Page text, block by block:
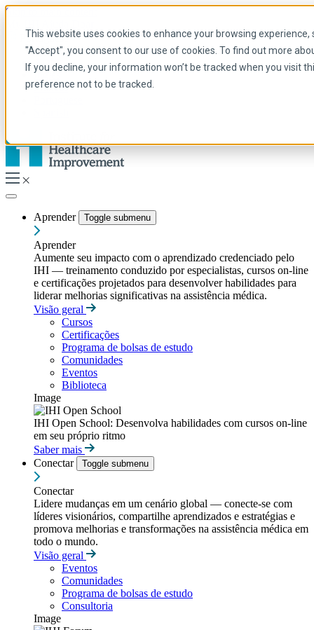
This website uses cookies to enhance your browsing
"Accept", you consent to our use of cookies. To find out more
If you decline, your information won’t be tracked when you visit
preference not to be tracked.
Skip to main content
Portuguese
Arabic
Inglês
Francês
Aprender Toggle submenu
Aprender
Aumente seu impacto com o aprendizado credenciado pelo
IHI — treinamento conduzido por especialistas, cursos on-line
e certificações projetados para desenvolver habilidades para
liderar melhorias significativas na assistência médica.
Visão geral
Cursos
Certificações
Programa de bolsas de estudo
Comunidades
Eventos
Biblioteca
Image
IHI Open School: Desenvolva habilidades com cursos on-line
em seu próprio ritmo
Saber mais
Conectar
Toggle submenu
Conectar
Lidere mudanças em um cenário global — conecte-se com
líderes visionários, compartilhe aprendizados e estratégias e
promova melhorias e transformações na assistência médica em
todo o mundo.
Visão geral
Eventos
Comunidades
Programa de bolsas de estudo
Consultoria
Image